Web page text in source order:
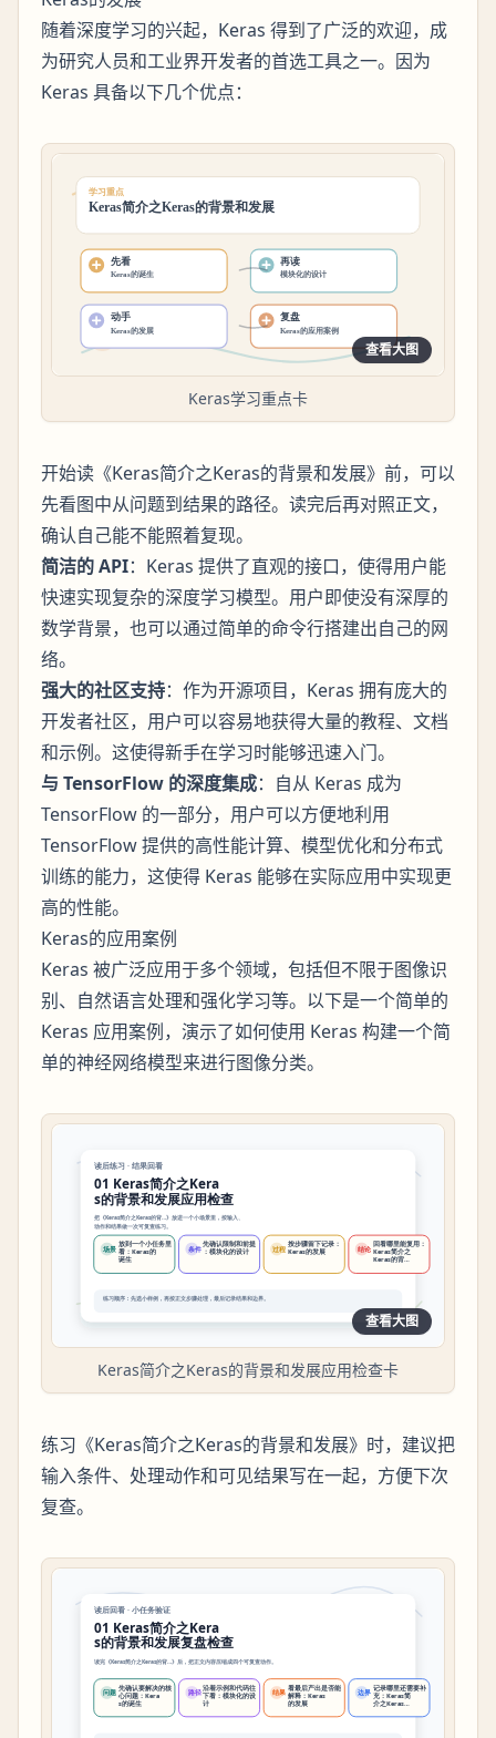
随着深度学习的兴起，Keras 得到了广泛的欢迎，成
为研究人员和工业界开发者的首选工具之一。因为
Keras 具备以下几个优点：
查看大图
Keras学习重点卡
开始读《Keras简介之Keras的背景和发展》前，可以
先看图中从问题到结果的路径。读完后再对照正文，
确认自己能不能照着复现。
简洁的 API：Keras 提供了直观的接口，使得用户能
快速实现复杂的深度学习模型。用户即使没有深厚的
数学背景，也可以通过简单的命令行搭建出自己的网
络。
强大的社区支持：作为开源项目，Keras 拥有庞大的
开发者社区，用户可以容易地获得大量的教程、文档
和示例。这使得新手在学习时能够迅速入门。
与 TensorFlow 的深度集成：自从 Keras 成为
TensorFlow 的一部分，用户可以方便地利用
TensorFlow 提供的高性能计算、模型优化和分布式
训练的能力，这使得 Keras 能够在实际应用中实现更
高的性能。
Keras的应用案例
Keras 被广泛应用于多个领域，包括但不限于图像识
别、自然语言处理和强化学习等。以下是一个简单的
Keras 应用案例，演示了如何使用 Keras 构建一个简
单的神经网络模型来进行图像分类。
查看大图
Keras简介之Keras的背景和发展应用检查卡
练习《Keras简介之Keras的背景和发展》时，建议把
输入条件、处理动作和可见结果写在一起，方便下次
复查。